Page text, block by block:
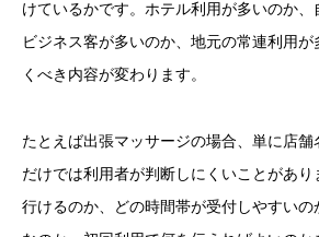
けているかです。ホテル利用が多いのか、
ビジネス客が多いのか、地元の常連利用
くべき内容が変わります。
たとえば出張マッサージの場合、単に店
だけでは利用者が判断しにくいことがあ
行けるのか、どの時間帯が受付しやすい